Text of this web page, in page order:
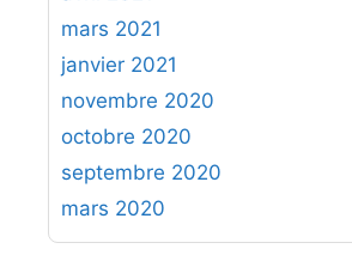
mars 2021
janvier 2021
novembre 2020
octobre 2020
septembre 2020
mars 2020